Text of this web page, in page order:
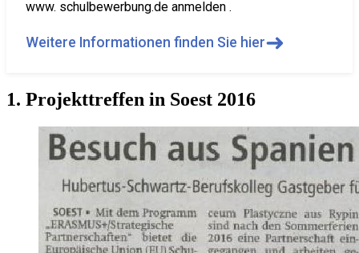
www. schulbewerbung.de anmelden .
Weitere Informationen finden Sie hier➜
1. Projekttreffen in Soest 2016